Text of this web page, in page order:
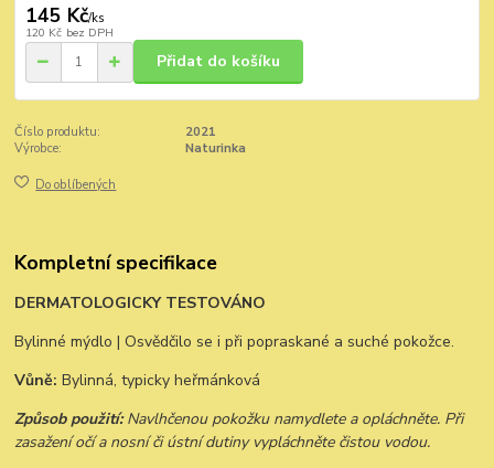
145 Kč/ks
120 Kč bez DPH
Přidat do košíku
Číslo produktu:
2021
Výrobce:
Naturinka
Do oblíbených
Kompletní specifikace
DERMATOLOGICKY TESTOVÁNO
Bylinné mýdlo | Osvědčilo se i při popraskané a suché pokožce.
Vůně:Bylinná, typicky heřmánková
Způsob použití:Navlhčenou pokožku namydlete a opláchněte. Při
zasažení očí a nosní či ústní dutiny vypláchněte čistou vodou.